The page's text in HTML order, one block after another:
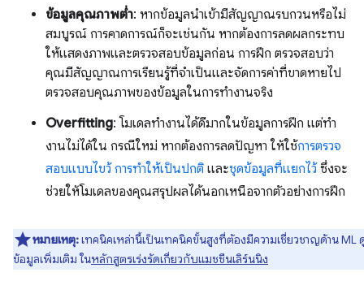
ข้อมูลคุณภาพต่ำ: หากข้อมูลนำเข้ามีสัญญาณรบกวนหรือไม่
สมบูรณ์ การคาดการณ์ก็จะเช่นกัน หากต้องการลดผลกระทบ
ให้แสดงภาพและตรวจสอบข้อมูลก่อน การฝึก ตรวจสอบว่า
คุณมีสัญญาณการเรียนรู้ที่จำเป็นและจัดการค่าที่ขาดหายไป
ตรวจสอบคุณภาพของข้อมูลในการทำงานจริง
Overfitting: โมเดลทํางานได้ดีมากในข้อมูลการฝึก แต่ทํา
งานไม่ได้ใน กรณีใหม่ หากต้องการลดปัญหา ให้ใช้การตรวจ
สอบแบบไขว้ การทำให้เป็นปกติ และชุดข้อมูลที่แยกไว้ ซึ่งจะ
ช่วยให้โมเดลของคุณสรุปผลได้นอกเหนือจากตัวอย่างการฝึก
หมายเหตุ:เทคนิคเหล่านี้เป็นเทคนิคขั้นสูงที่ต้องมีความเชี่ยวชาญด้าน ML
ข้อมูลเพิ่มเติม ในหลักสูตรเร่งรัดเกี่ยวกับแมชชีนเลิร์นนิง